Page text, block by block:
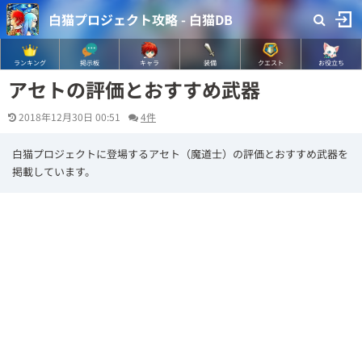
白猫プロジェクト攻略 - 白猫DB
ランキング 掲示板 キャラ 装備 クエスト お役立ち
アセトの評価とおすすめ武器
2018年12月30日 00:51 4件
白猫プロジェクトに登場するアセト（魔道士）の評価とおすすめ武器を
掲載しています。